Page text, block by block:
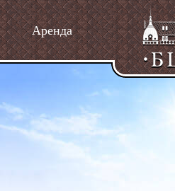
Аренда